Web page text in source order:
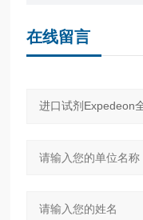
在线留言